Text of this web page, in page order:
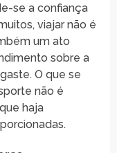
se a confiança
viajar não é
um ato
sobre a
O que se
não é
haja